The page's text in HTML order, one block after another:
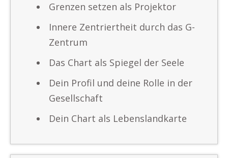
Grenzen setzen als Projektor
Innere Zentriertheit durch das G-
Zentrum
Das Chart als Spiegel der Seele
Dein Profil und deine Rolle in der
Gesellschaft
Dein Chart als Lebenslandkarte